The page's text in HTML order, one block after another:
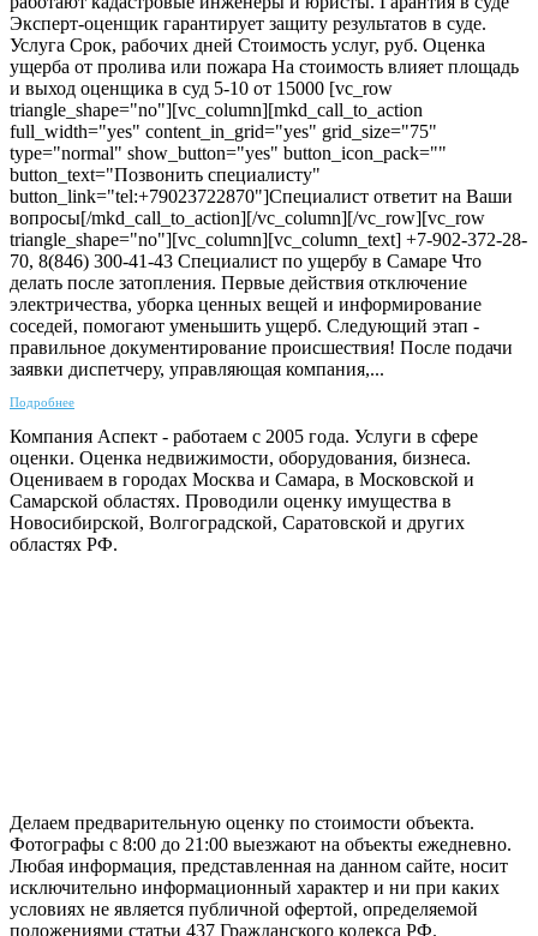
Эксперт-оценщик гарантирует защиту результатов в суде.
Услуга Срок, рабочих дней Стоимость услуг, руб. Оценка
ущерба от пролива или пожара На стоимость влияет площадь
и выход оценщика в суд 5-10 от 15000 [vc_row
triangle_shape="no"][vc_column][mkd_call_to_action
full_width="yes" content_in_grid="yes" grid_size="75"
type="normal" show_button="yes" button_icon_pack=""
button_text="Позвонить специалисту"
button_link="tel:+79023722870"]Специалист ответит на Ваши
вопросы[/mkd_call_to_action][/vc_column][/vc_row][vc_row
triangle_shape="no"][vc_column][vc_column_text] +7-902-372-28-
70, 8(846) 300-41-43 Специалист по ущербу в Самаре Что
делать после затопления. Первые действия отключение
электричества, уборка ценных вещей и информирование
соседей, помогают уменьшить ущерб. Следующий этап -
правильное документирование происшествия! После подачи
заявки диспетчеру, управляющая компания,...
Подробнее
Компания Аспект - работаем с 2005 года. Услуги в сфере
оценки. Оценка недвижимости, оборудования, бизнеса.
Оцениваем в городах Москва и Самара, в Московской и
Самарской областях. Проводили оценку имущества в
Новосибирской, Волгоградской, Саратовской и других
областях РФ.
Делаем предварительную оценку по стоимости объекта.
Фотографы с 8:00 до 21:00 выезжают на объекты ежедневно.
Любая информация, представленная на данном сайте, носит
исключительно информационный характер и ни при каких
условиях не является публичной офертой, определяемой
положениями статьи 437 Гражданского кодекса РФ.